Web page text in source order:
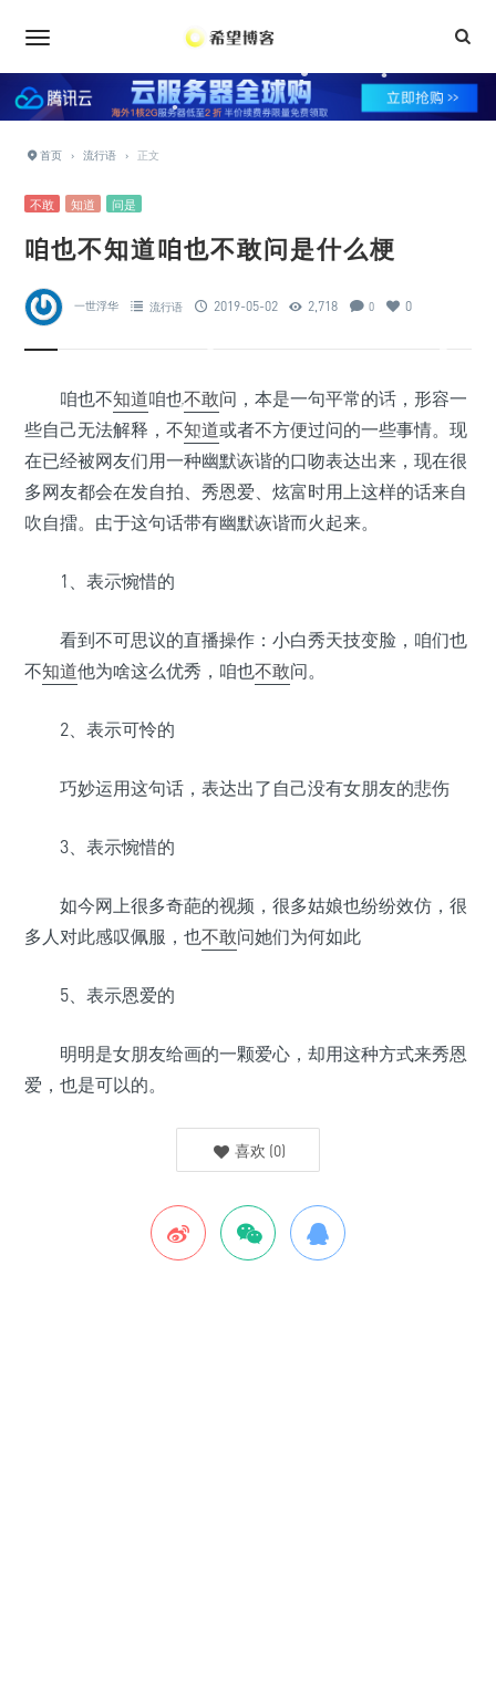
首页 › 流行语 › 正文
不敢 知道 问是
咱也不知道咱也不敢问是什么梗
一世浮华 流行语 2019-05-02 2,718 0 0
咱也不知道咱也不敢问，本是一句平常的话，形容一
些自己无法解释，不知道或者不方便过问的一些事情。现
在已经被网友们用一种幽默诙谐的口吻表达出来，现在很
多网友都会在发自拍、秀恩爱、炫富时用上这样的话来自
吹自擂。由于这句话带有幽默诙谐而火起来。
1、表示惋惜的
看到不可思议的直播操作：小白秀天技变脸，咱们也
不知道他为啥这么优秀，咱也不敢问。
2、表示可怜的
巧妙运用这句话，表达出了自己没有女朋友的悲伤
3、表示惋惜的
如今网上很多奇葩的视频，很多姑娘也纷纷效仿，很
多人对此感叹佩服，也不敢问她们为何如此
5、表示恩爱的
明明是女朋友给画的一颗爱心，却用这种方式来秀恩
爱，也是可以的。
喜欢 (0)
•
•
•
•
•
•
•
•
•
•
•
•
• •
•
•